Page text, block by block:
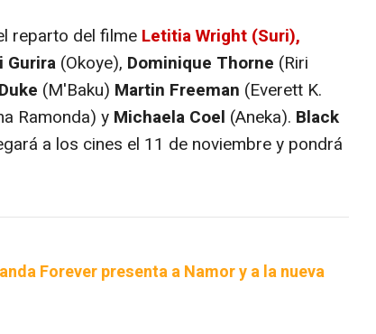
reparto del filme Letitia Wright (Suri),
Gurira (Okoye), Dominique Thorne (Riri
(M'Baku) Martin Freeman (Everett K.
Ramonda) y Michaela Coel (Aneka). Black
a los cines el 11 de noviembre y pondrá
Forever presenta a Namor y a la nueva